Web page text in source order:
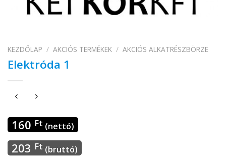
KEZDŐLAP / AKCIÓS TERMÉKEK / AKCIÓS ALKATRÉSZBÖRZE
Elektróda 1
160 Ft (nettó)
203 Ft (bruttó)